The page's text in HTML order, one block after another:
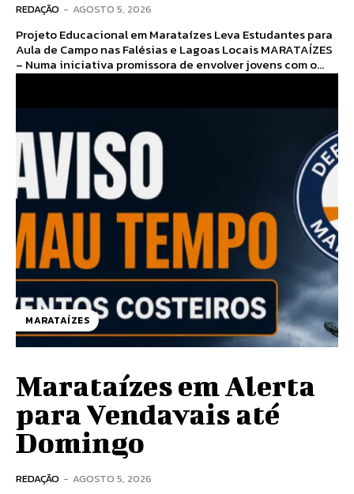
REDAÇÃO - AGOSTO 5, 2026
Projeto Educacional em Marataízes Leva Estudantes para
Aula de Campo nas Falésias e Lagoas Locais MARATAÍZES
– Numa iniciativa promissora de envolver jovens com o...
MARATAÍZES
Marataízes em Alerta
para Vendavais até
Domingo
REDAÇÃO - AGOSTO 5, 2026